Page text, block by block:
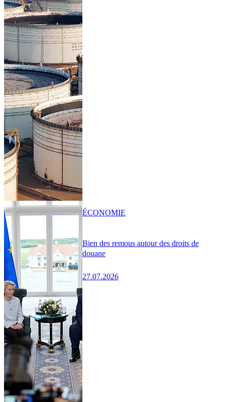
Bien des remous autour des droits de
douane
27.07.2026
ÉCONOMIE